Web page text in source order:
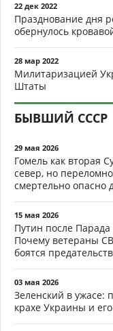
22 дек 2022
Празднование дня
обернулось
28 мар 2022
Милитаризацией
Штаты
БЫВШИЙ СССР
29 мая 2026
Гомель как вторая
север, но
смертельно опасно
15 мая 2026
Путин после
Почему ветераны
боятся
03 мая 2026
Зеленский в ужасе:
крахе Украины и